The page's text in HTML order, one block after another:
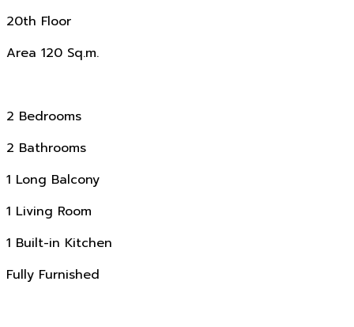
20th Floor
Area 120 Sq.m.
2 Bedrooms
2 Bathrooms
1 Long Balcony
1 Living Room
1 Built-in Kitchen
Fully Furnished